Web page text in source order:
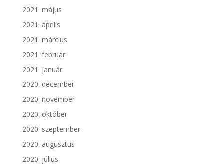
2021. május
2021. április
2021. március
2021. február
2021. január
2020. december
2020. november
2020. október
2020. szeptember
2020. augusztus
2020. július